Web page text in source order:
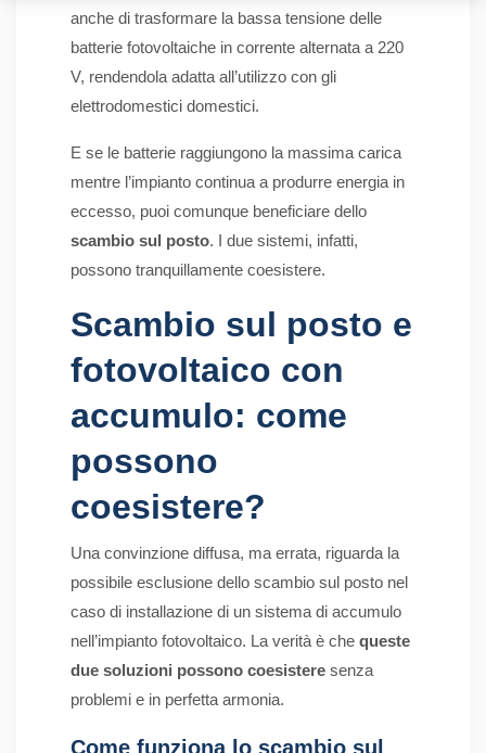
anche di trasformare la bassa tensione delle
batterie fotovoltaiche in corrente alternata a 220
V, rendendola adatta all’utilizzo con gli
elettrodomestici domestici.
E se le batterie raggiungono la massima carica
mentre l’impianto continua a produrre energia in
eccesso, puoi comunque beneficiare dello
scambio sul posto. I due sistemi, infatti,
possono tranquillamente coesistere.
Scambio sul posto e
fotovoltaico con
accumulo: come
possono
coesistere?
Una convinzione diffusa, ma errata, riguarda la
possibile esclusione dello scambio sul posto nel
caso di installazione di un sistema di accumulo
nell’impianto fotovoltaico. La verità è che queste
due soluzioni possono coesistere senza
problemi e in perfetta armonia.
Come funziona lo scambio sul